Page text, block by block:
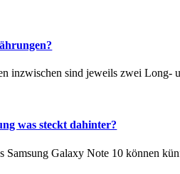
inzwischen sind jeweils zwei Long-
was steckt dahinter?
Galaxy Note 10 können